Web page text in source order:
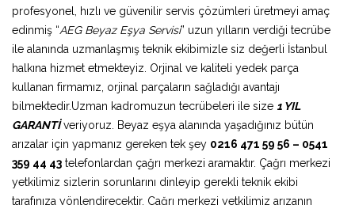
profesyonel, hızlı ve güvenilir servis çözümleri üretmeyi amaç
edinmiş “AEG Beyaz Eşya Servisi” uzun yılların verdiği tecrübe
ile alanında uzmanlaşmış teknik ekibimizle siz değerli İstanbul
halkına hizmet etmekteyiz. Orjinal ve kaliteli yedek parça
kullanan firmamız, orjinal parçaların sağladığı avantajı
bilmektedir.Uzman kadromuzun tecrübeleri ile size 1 YIL
GARANTİveriyoruz. Beyaz eşya alanında yaşadığınız bütün
arızalar için yapmanız gereken tek şey 0216 471 59 56 – 0541
359 44 43 telefonlardan çağrı merkezi aramaktır. Çağrı merkezi
yetkilimiz sizlerin sorunlarını dinleyip gerekli teknik ekibi
tarafınıza yönlendirecektir. Çağrı merkezi yetkilimiz arızanın